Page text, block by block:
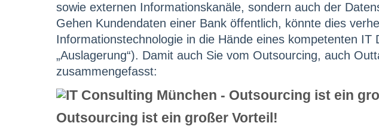
sowie externen Informationskanäle, sondern auch der
Gehen Kundendaten einer Bank öffentlich, könnte dies
Informationstechnologie in die Hände eines kompetenten
„Auslagerung“). Damit auch Sie vom Outsourcing, auch
zusammengefasst:
Outsourcing ist ein großer Vorteil!